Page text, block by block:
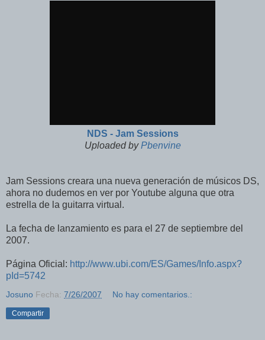
NDS - Jam Sessions
Uploaded byPbenvine
Jam Sessions creara una nueva generación de músicos DS,
ahora no dudemos en ver por Youtube alguna que otra
estrella de la guitarra virtual.
La fecha de lanzamiento es para el 27 de septiembre del
2007.
Página Oficial: http://www.ubi.com/ES/Games/Info.aspx?
pId=5742
Josuno Fecha: 7/26/2007 No hay comentarios.:
Compartir